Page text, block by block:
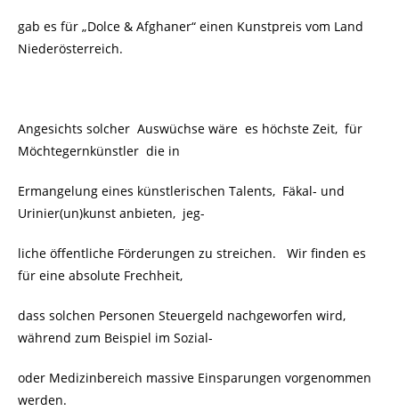
gab es für „Dolce & Afghaner“ einen Kunstpreis vom Land
Niederösterreich.
Angesichts solcher Auswüchse wäre es höchste Zeit, für
Möchtegernkünstler die in
Ermangelung eines künstlerischen Talents, Fäkal- und
Urinier(un)kunst anbieten, jeg-
liche öffentliche Förderungen zu streichen. Wir finden es
für eine absolute Frechheit,
dass solchen Personen Steuergeld nachgeworfen wird,
während zum Beispiel im Sozial-
oder Medizinbereich massive Einsparungen vorgenommen
werden.